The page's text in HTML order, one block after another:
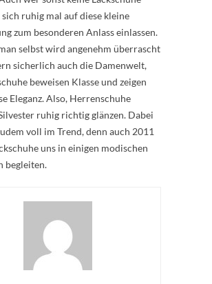
ruhig mal auf diese kleine
zum besonderen Anlass einlassen.
selbst wird angenehm überrascht
sicherlich auch die Damenwelt,
beweisen Klasse und zeigen
Eleganz. Also, Herrenschuhe
ruhig richtig glänzen. Dabei
voll im Trend, denn auch 2011
uns in einigen modischen
begleiten.